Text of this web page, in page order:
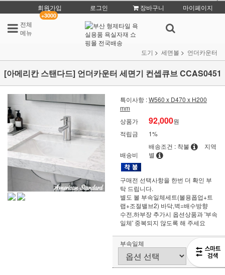
회원가입
+3000
로그인 장바구니
마이페이지
전체
메뉴
도기 세면볼 언더카운터
[아메리칸 스탠다드] 언더카운터 세면기 컨셉큐브 CCAS0451
특이사항 :W560 x D470 x H200
mm
상품가
92,000원
적립금
1%
배송비
배송조건 : 착불
지역
별
구매전 선택사항을 한번 더 확인 부
탁 드립니다.
별도 볼 부속일체세트(볼용폽업+트
랩+조절밸브2) 바닥,벽=배수방향
수전,하부장 추가시 옵션상품과 '부속
일체' 중복되지 않도록 해 주세요
부속일체